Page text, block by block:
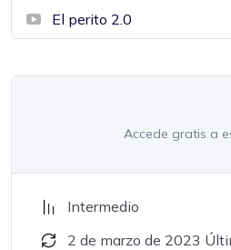
El perito 2.0
Accede gratis a
Intermedio
2 de marzo de 2023